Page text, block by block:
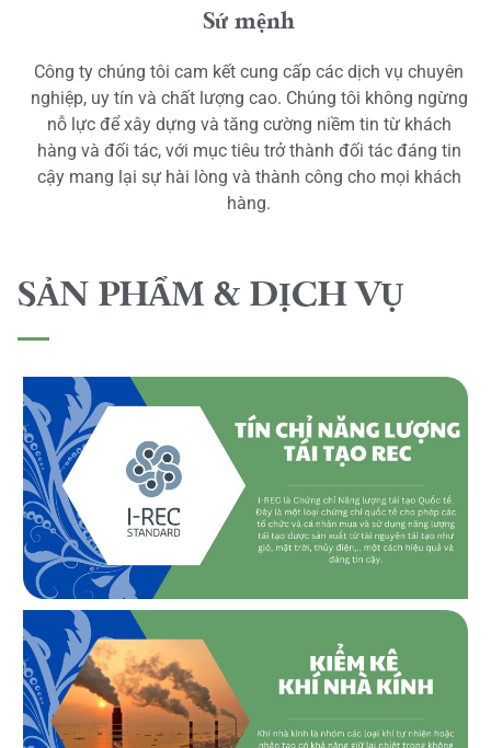
Sứ mệnh
Công ty chúng tôi cam kết cung cấp các dịch vụ chuyên
nghiệp, uy tín và chất lượng cao. Chúng tôi không ngừng
nỗ lực để xây dựng và tăng cường niềm tin từ khách
hàng và đối tác, với mục tiêu trở thành đối tác đáng tin
cậy mang lại sự hài lòng và thành công cho mọi khách
hàng.
SẢN PHẨM & DỊCH VỤ